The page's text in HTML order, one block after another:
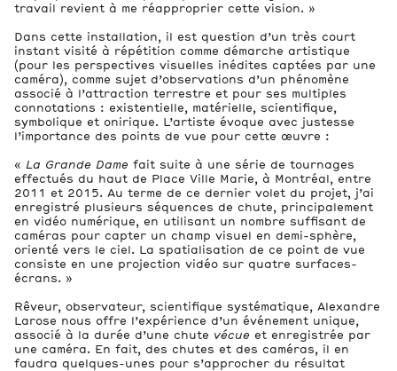
travail revient à me réapproprier cette vision. »
Dans cette installation, il est question d’un très court
instant visité à répétition comme démarche artistique
(pour les perspectives visuelles inédites captées par une
caméra), comme sujet d’observations d’un phénomène
associé à l’attraction terrestre et pour ses multiples
connotations : existentielle, matérielle, scientifique,
symbolique et onirique. L’artiste évoque avec justesse
l’importance des points de vue pour cette œuvre :
« La Grande Dame fait suite à une série de tournages
effectués du haut de Place Ville Marie, à Montréal, entre
2011 et 2015. Au terme de ce dernier volet du projet, j’ai
enregistré plusieurs séquences de chute, principalement
en vidéo numérique, en utilisant un nombre suffisant de
caméras pour capter un champ visuel en demi-sphère,
orienté vers le ciel. La spatialisation de ce point de vue
consiste en une projection vidéo sur quatre surfaces-
écrans. »
Rêveur, observateur, scientifique systématique, Alexandre
Larose nous offre l’expérience d’un événement unique,
associé à la durée d’une chute vécue et enregistrée par
une caméra. En fait, des chutes et des caméras, il en
faudra quelques-unes pour s’approcher du résultat